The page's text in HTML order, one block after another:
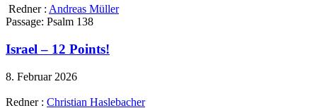
Redner : Andreas Müller
Passage: Psalm 138
Israel – 12 Points!
8. Februar 2026
Redner : Christian Haslebacher